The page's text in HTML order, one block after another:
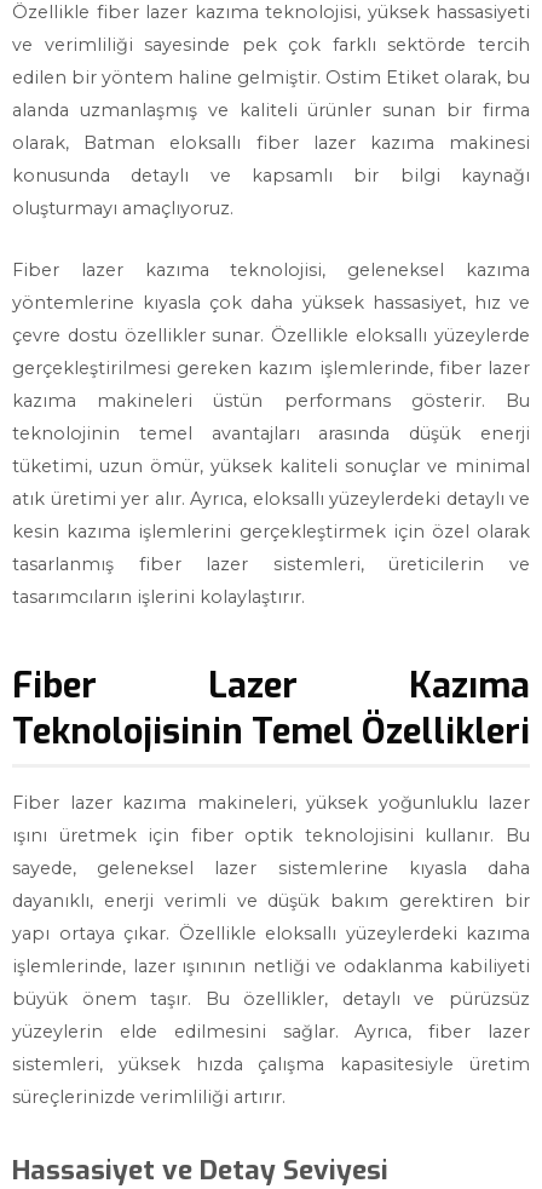
Özellikle fiber lazer kazıma teknolojisi, yüksek hassasiyeti
ve verimliliği sayesinde pek çok farklı sektörde tercih
edilen bir yöntem haline gelmiştir. Ostim Etiket olarak, bu
alanda uzmanlaşmış ve kaliteli ürünler sunan bir firma
olarak, Batman eloksallı fiber lazer kazıma makinesi
konusunda detaylı ve kapsamlı bir bilgi kaynağı
oluşturmayı amaçlıyoruz.
Fiber lazer kazıma teknolojisi, geleneksel kazıma
yöntemlerine kıyasla çok daha yüksek hassasiyet, hız ve
çevre dostu özellikler sunar. Özellikle eloksallı yüzeylerde
gerçekleştirilmesi gereken kazım işlemlerinde, fiber lazer
kazıma makineleri üstün performans gösterir. Bu
teknolojinin temel avantajları arasında düşük enerji
tüketimi, uzun ömür, yüksek kaliteli sonuçlar ve minimal
atık üretimi yer alır. Ayrıca, eloksallı yüzeylerdeki detaylı ve
kesin kazıma işlemlerini gerçekleştirmek için özel olarak
tasarlanmış fiber lazer sistemleri, üreticilerin ve
tasarımcıların işlerini kolaylaştırır.
Fiber Lazer Kazıma
Teknolojisinin Temel Özellikleri
Fiber lazer kazıma makineleri, yüksek yoğunluklu lazer
ışını üretmek için fiber optik teknolojisini kullanır. Bu
sayede, geleneksel lazer sistemlerine kıyasla daha
dayanıklı, enerji verimli ve düşük bakım gerektiren bir
yapı ortaya çıkar. Özellikle eloksallı yüzeylerdeki kazıma
işlemlerinde, lazer ışınının netliği ve odaklanma kabiliyeti
büyük önem taşır. Bu özellikler, detaylı ve pürüzsüz
yüzeylerin elde edilmesini sağlar. Ayrıca, fiber lazer
sistemleri, yüksek hızda çalışma kapasitesiyle üretim
süreçlerinizde verimliliği artırır.
Hassasiyet ve Detay Seviyesi